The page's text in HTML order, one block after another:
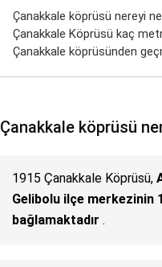
Çanakkale köprüsü nereyi
Çanakkale Köprüsü kaç
Çanakkale köprüsünden
Çanakkale köprüsü
1915 Çanakkale Köprüsü,
Gelibolu ilçe merkezinin
bağlamaktadır .